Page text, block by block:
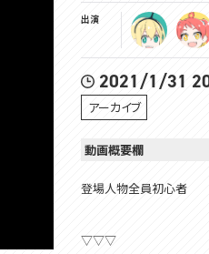
出演
2021/1/31
アーカイブ
動画概要欄
登場人物全員初心者
▽▽▽